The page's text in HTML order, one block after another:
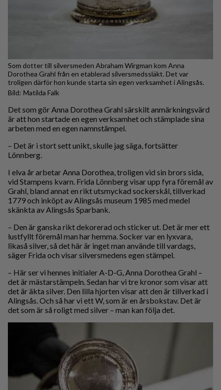
Som dotter till silversmeden Abraham Wirgman kom Anna
Dorothea Grahl från en etablerad silversmedssläkt. Det var
troligen därför hon kunde starta sin egen verksamhet i Alingsås.
Matilda Falk
Det som gör Anna Dorothea Grahl särskilt anmärkningsvärd
är att hon startade en egen verksamhet och stämplade sina
arbeten med en egen namnstämpel.
– Det är i stort sett unikt, skulle jag säga, fortsätter
Lönnberg.
I elva år arbetar Anna Dorothea, troligen vid sin brors sida,
vid Stampens kvarn. Frida Lönnberg visar upp fyra föremål av
Grahl, bland annat en rikt utsmyckad sockerskål, tillverkad
1779 och inköpt av Alingsås museum 1985 med medel
skänkta av Alingsås Sparbank.
– Den är ganska rikt dekorerad och sticker ut. Det är mer ett
lustfyllt föremål man har hemma. Socker var en lyxvara,
likaså silver, så det här är inget man använde till vardags,
säger Frida och visar silversmedens egen stämpel.
– Här ser vi hennes initialer A-D-G, Anna Dorothea Grahl –
det är mästarstämpeln. Sedan har vi tre kronor som visar att
det är äkta silver. Den lilla hjorten visar att den är tillverkad i
Alingsås. Och så har vi ett W, som är en årsbokstav. Det är
det som är så roligt med silver – man kan följa det.